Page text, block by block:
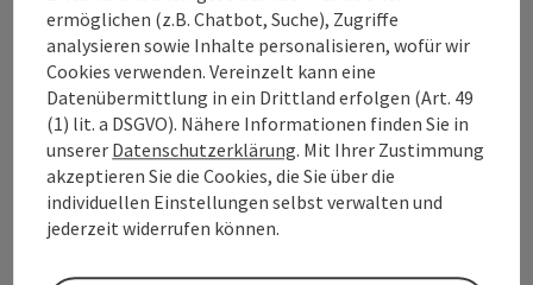
Tourismusverband Donauregion
Oberösterreich
WGD Donau Oberösterreich Tourismus
GmbH
4040 Linz
ermöglichen (z.B. Chatbot, Suche), Zugriffe
analysieren sowie Inhalte personalisieren, wofür wir
Cookies verwenden. Vereinzelt kann eine
Datenübermittlung in ein Drittland erfolgen (Art. 49
(1) lit. a DSGVO). Nähere Informationen finden Sie in
unserer Datenschutzerklärung. Mit Ihrer Zustimmung
akzeptieren Sie die Cookies, die Sie über die
individuellen Einstellungen selbst verwalten und
jederzeit widerrufen können.